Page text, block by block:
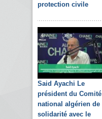
protection civile
Said Ayachi Le
président du Comité
national algérien de
solidarité avec le